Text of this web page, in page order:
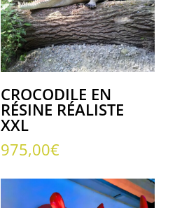
CROCODILE EN
RÉSINE RÉALISTE
XXL
975,00€